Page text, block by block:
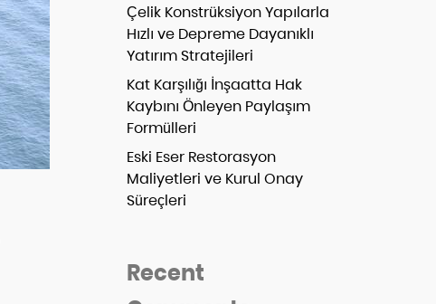
Çelik Konstrüksiyon Yapılarla
Hızlı ve Depreme Dayanıklı
Yatırım Stratejileri
Kat Karşılığı İnşaatta Hak
Kaybını Önleyen Paylaşım
Formülleri
Eski Eser Restorasyon
Maliyetleri ve Kurul Onay
Süreçleri
Recent